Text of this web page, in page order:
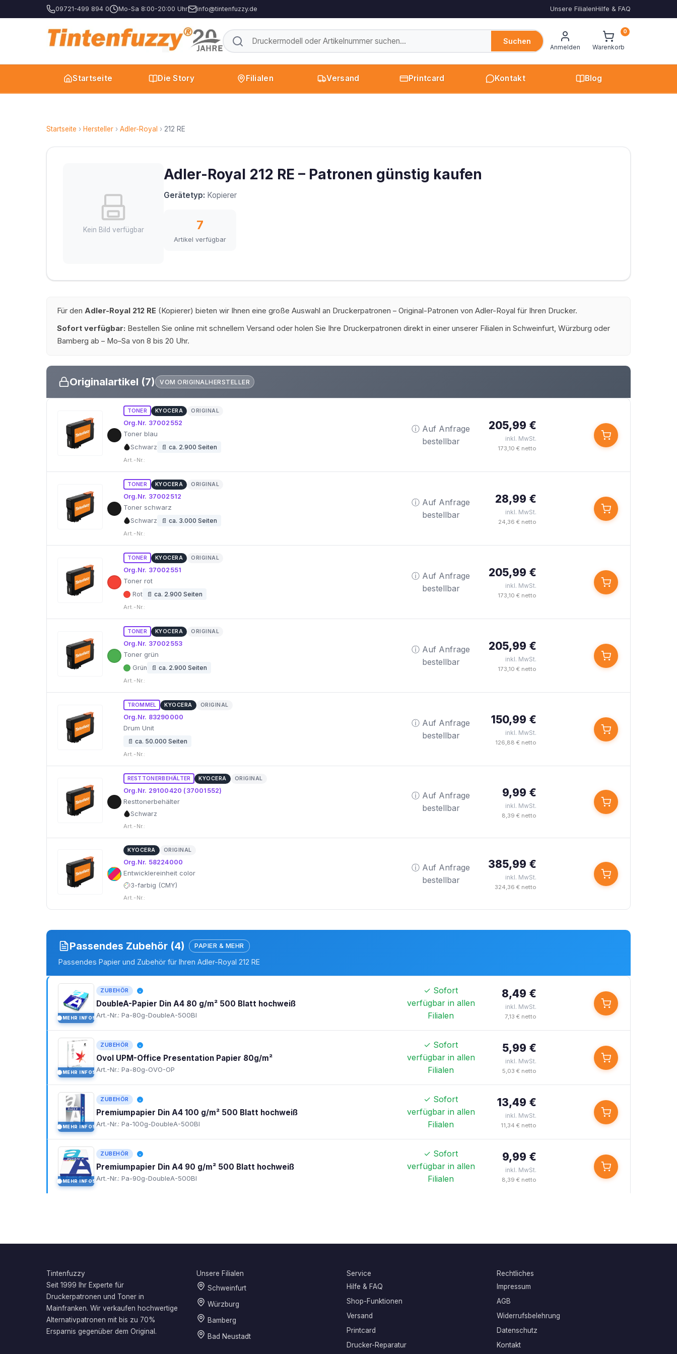
09721-499 894 0 Mo-Sa 8:00-20:00 Uhr info@tintenfuzzy.de Unsere FilialenHilfe & FAQ
Suchen
Anmelden Warenkorb
0
Startseite Die Story Filialen Versand Printcard Kontakt Blog
Startseite › Hersteller › Adler-Royal › 212 RE
Kein Bild verfügbar
Adler-Royal 212 RE – Patronen günstig kaufen
Gerätetyp: Kopierer
7
Artikel verfügbar
Für den Adler-Royal 212 RE (Kopierer) bieten wir Ihnen eine große Auswahl an Druckerpatronen – Original-Patronen von Adler-Royal für Ihren Drucker.
Sofort verfügbar: Bestellen Sie online mit schnellem Versand oder holen Sie Ihre Druckerpatronen direkt in einer unserer Filialen in Schweinfurt, Würzburg oder
Bamberg ab – Mo–Sa von 8 bis 20 Uhr.
Originalartikel (7) VOM ORIGINALHERSTELLER
TONER KYOCERA ORIGINAL
Org.Nr. 37002552
Toner blau
Schwarz 📄 ca. 2.900 Seiten
Art.-Nr.:
ⓘ Auf Anfrage
bestellbar
205,99 €
inkl. MwSt.
173,10 € netto
TONER KYOCERA ORIGINAL
Org.Nr. 37002512
Toner schwarz
Schwarz 📄 ca. 3.000 Seiten
Art.-Nr.:
ⓘ Auf Anfrage
bestellbar
28,99 €
inkl. MwSt.
24,36 € netto
TONER KYOCERA ORIGINAL
Org.Nr. 37002551
Toner rot
Rot 📄 ca. 2.900 Seiten
Art.-Nr.:
ⓘ Auf Anfrage
bestellbar
205,99 €
inkl. MwSt.
173,10 € netto
TONER KYOCERA ORIGINAL
Org.Nr. 37002553
Toner grün
Grün 📄 ca. 2.900 Seiten
Art.-Nr.:
ⓘ Auf Anfrage
bestellbar
205,99 €
inkl. MwSt.
173,10 € netto
TROMMEL KYOCERA ORIGINAL
Org.Nr. 83290000
Drum Unit
📄 ca. 50.000 Seiten
Art.-Nr.:
ⓘ Auf Anfrage
bestellbar
150,99 €
inkl. MwSt.
126,88 € netto
RESTTONERBEHÄLTER KYOCERA ORIGINAL
Org.Nr. 29100420 (37001552)
Resttonerbehälter
Schwarz
Art.-Nr.:
ⓘ Auf Anfrage
bestellbar
9,99 €
inkl. MwSt.
8,39 € netto
KYOCERA ORIGINAL
Org.Nr. 58224000
Entwicklereinheit color
3-farbig (CMY)
Art.-Nr.:
ⓘ Auf Anfrage
bestellbar
385,99 €
inkl. MwSt.
324,36 € netto
Passendes Zubehör (4) PAPIER & MEHR
Passendes Papier und Zubehör für Ihren Adler-Royal 212 RE
MEHR INFOS
ZUBEHÖR
DoubleA-Papier Din A4 80 g/m² 500 Blatt hochweiß
Art.-Nr.: Pa-80g-DoubleA-500Bl
✓ Sofort
verfügbar in allen
Filialen
8,49 €
inkl. MwSt.
7,13 € netto
MEHR INFOS
ZUBEHÖR
Ovol UPM-Office Presentation Papier 80g/m²
Art.-Nr.: Pa-80g-OVO-OP
✓ Sofort
verfügbar in allen
Filialen
5,99 €
inkl. MwSt.
5,03 € netto
MEHR INFOS
ZUBEHÖR
Premiumpapier Din A4 100 g/m² 500 Blatt hochweiß
Art.-Nr.: Pa-100g-DoubleA-500Bl
✓ Sofort
verfügbar in allen
Filialen
13,49 €
inkl. MwSt.
11,34 € netto
MEHR INFOS
ZUBEHÖR
Premiumpapier Din A4 90 g/m² 500 Blatt hochweiß
Art.-Nr.: Pa-90g-DoubleA-500Bl
✓ Sofort
verfügbar in allen
Filialen
9,99 €
inkl. MwSt.
8,39 € netto
Tintenfuzzy
Seit 1999 Ihr Experte für
Druckerpatronen und Toner in
Mainfranken. Wir verkaufen hochwertige
Alternativpatronen mit bis zu 70%
Ersparnis gegenüber dem Original.
Unsere Filialen
Schweinfurt
Würzburg
Bamberg
Bad Neustadt
Service
Hilfe & FAQ
Shop-Funktionen
Versand
Printcard
Drucker-Reparatur
Rechtliches
Impressum
AGB
Widerrufsbelehrung
Datenschutz
Kontakt